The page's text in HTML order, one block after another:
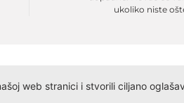
ukoliko niste
web stranici i stvorili ciljano